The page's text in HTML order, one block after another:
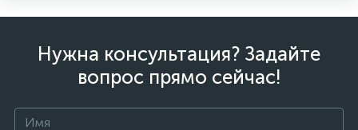
Нужна консультация? Задайте
вопрос прямо сейчас!